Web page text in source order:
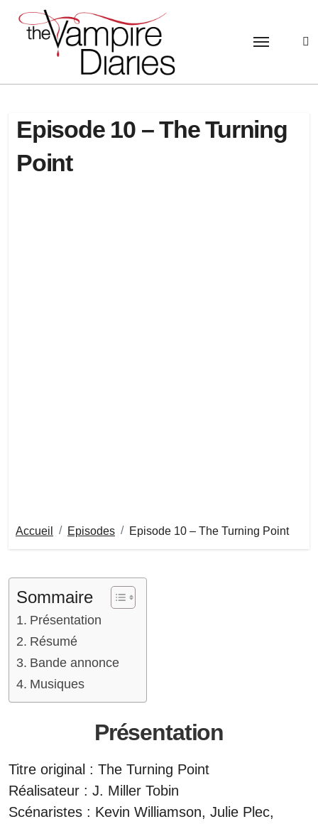
contenu
Episode 10 – The Turning
Point
Accueil Episodes Episode 10 – The Turning Point
Sommaire
Présentation
Résumé
Bande annonce
Musiques
Présentation
Titre original : The Turning Point
Réalisateur : J. Miller Tobin
Scénaristes : Kevin Williamson, Julie Plec,